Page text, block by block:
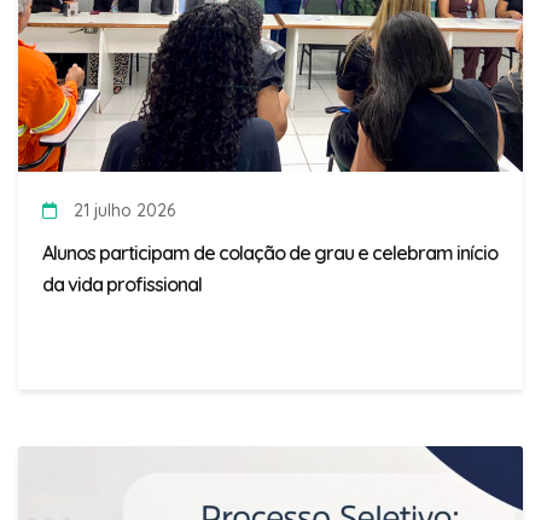
21 julho 2026
Alunos participam de colação de grau e celebram início
da vida profissional